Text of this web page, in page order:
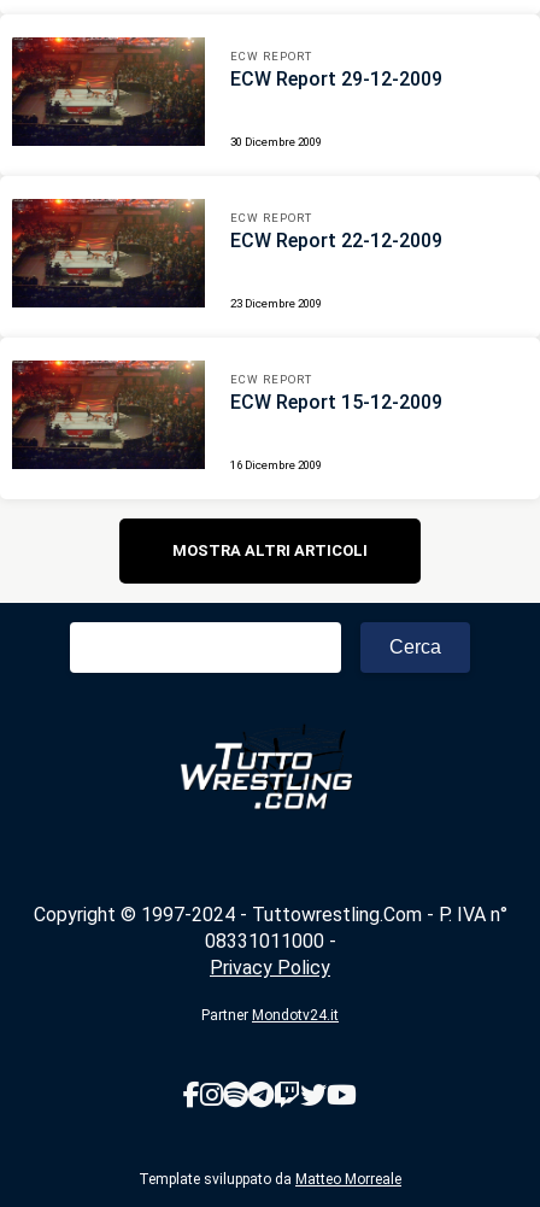
ECW REPORT
ECW Report 29-12-2009
30 Dicembre 2009
ECW REPORT
ECW Report 22-12-2009
23 Dicembre 2009
ECW REPORT
ECW Report 15-12-2009
16 Dicembre 2009
Navigazione
articoli
MOSTRA ALTRI ARTICOLI
Ricerca
Copyright © 1997-2024 - Tuttowrestling.Com - P. IVA n°
08331011000 -
Privacy Policy
Partner Mondotv24.it
Template sviluppato da Matteo Morreale